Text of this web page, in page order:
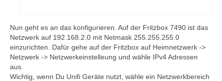
Nun geht es an das konfigurieren. Auf der Fritzbox 7490 ist das
Netzwerk auf 192.168.2.0 mit Netmask 255.255.255.0
einzurichten. Dafür gehe auf der Fritzbox auf Heimnetzwerk ->
Netzwerk -> Netzwerkeinstelleung und wähle IPv4 Adressen
aus.
Wichtig, wenn Du Unifi Geräte nutzt, wähle ein Netzwerkbereich